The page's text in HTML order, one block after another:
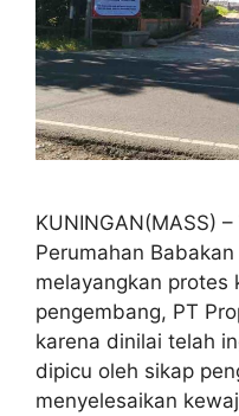
KUNINGAN(MASS)
Perumahan
melayangkan protes
pengembang, PT
karena dinilai telah
dipicu oleh sikap
menyelesaikan